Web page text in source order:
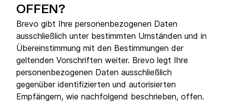
OFFEN?
Brevo gibt Ihre personenbezogenen Daten
ausschließlich unter bestimmten Umständen und in
Übereinstimmung mit den Bestimmungen der
geltenden Vorschriften weiter. Brevo legt Ihre
personenbezogenen Daten ausschließlich
gegenüber identifizierten und autorisierten
Empfängern, wie nachfolgend beschrieben, offen.